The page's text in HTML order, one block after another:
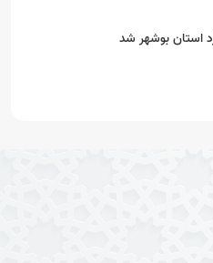
استان بوشهر شد